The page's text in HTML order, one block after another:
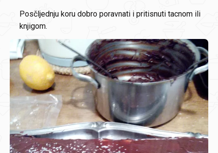
Posčljednju koru dobro poravnati i pritisnuti tacnom ili
knjigom.